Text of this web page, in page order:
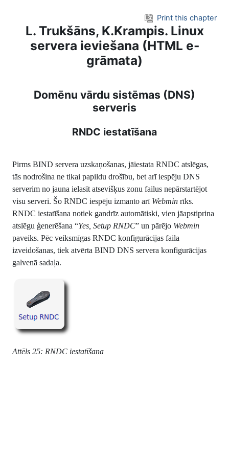
Print this chapter
L. Trukšāns, K.Krampis. Linux
servera ieviešana (HTML e-
grāmata)
Domēnu vārdu sistēmas (DNS)
serveris
RNDC iestatīšana
Pirms BIND servera uzskaņošanas, jāiestata RNDC atslēgas,
tās nodrošina ne tikai papildu drošību, bet arī iespēju DNS
serverim no jauna ielasīt atsevišķus zonu failus nepārstartējot
visu serveri. Šo RNDC iespēju izmanto arī Webmin rīks.
RNDC iestatīšana notiek gandrīz automātiski, vien jāapstiprina
atslēgu ģenerēšana “Yes, Setup RNDC” un pārējo Webmin
paveiks. Pēc veiksmīgas RNDC konfigurācijas faila
izveidošanas, tiek atvērta BIND DNS servera konfigurācijas
galvenā sadaļa.
Attēls 25: RNDC iestatīšana